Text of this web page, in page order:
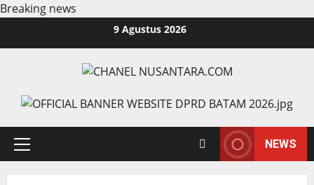
Breaking news
9 Agustus 2026
Primary
NEWS